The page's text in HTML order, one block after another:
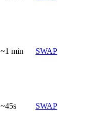
~1 min SWAP
~45s SWAP